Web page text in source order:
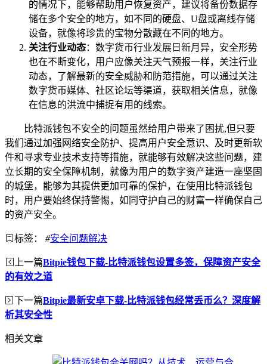
的情况下，能够帮助用户恢复资产，建议将备份数据存
储在多个安全的地方，如不同的硬盘、U盘或离线存储
设备，就像将珍贵的宝物分散藏在不同的地方。
关注行业动态：数字货币行业发展日新月异，安全形势
也在不断变化，用户应像关注天气预报一样，关注行业
动态，了解最新的安全威胁和防范措施，可以通过关注
数字货币媒体、社区论坛等渠道，获取相关信息，就像
在信息的洪流中捕捉有用的线索。
比特派钱包不安全的问题虽然给用户带来了困扰,但只要
我们通过加强网络安全防护、提高用户安全意识、及时更新软
件和寻求专业技术支持等措施，就能够有效解决这些问题，建
立长期的安全保障机制，就像为用户的数字资产建造一座坚固
的城堡，能够为其提供更加可靠的保护，在使用比特派钱包
时，用户要始终保持警惕，如同守护自己的财富一样确保自己
的资产安全。
标签： #安全问题解决
上一篇Bitpie钱包下载-比特派钱包设置多签，保障资产安全
的有效之道
下一篇Bitpie最新安卓下载-比特派钱包经常丢币么？深度解
析其安全性
相关文章